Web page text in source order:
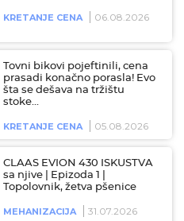
KRETANJE CENA 06.08.2026
Tovni bikovi pojeftinili, cena
prasadi konačno porasla! Evo
šta se dešava na tržištu
stoke…
KRETANJE CENA 05.08.2026
CLAAS EVION 430 ISKUSTVA
sa njive | Epizoda 1 |
Topolovnik, žetva pšenice
MEHANIZACIJA 31.07.2026